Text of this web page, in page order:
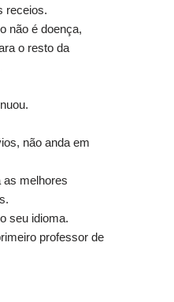
receios.
não é doença,
o resto da
não anda em
as melhores
seu idioma.
professor de